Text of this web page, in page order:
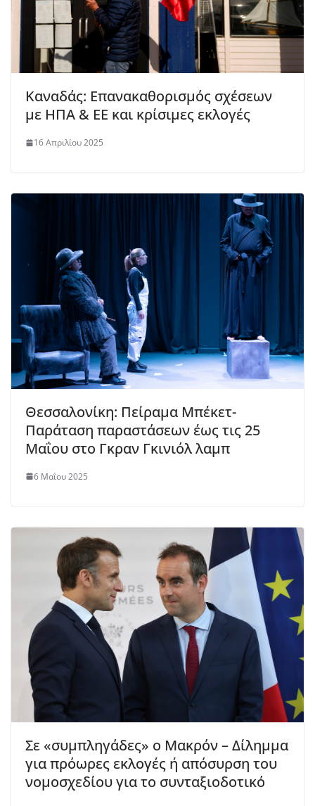
Καναδάς: Επανακαθορισμός σχέσεων
με ΗΠΑ & ΕΕ και κρίσιμες εκλογές
16 Απριλίου 2025
Θεσσαλονίκη: Πείραμα Μπέκετ-
Παράταση παραστάσεων έως τις 25
Μαΐου στο Γκραν Γκινιόλ λαμπ
6 Μαΐου 2025
Σε «συμπληγάδες» ο Μακρόν – Δίλημμα
για πρόωρες εκλογές ή απόσυρση του
νομοσχεδίου για το συνταξιοδοτικό